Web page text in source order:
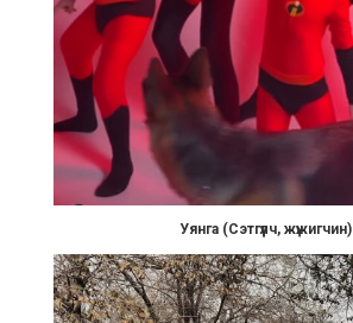
Уянга (Сэтгүүлч, жүжигчин)